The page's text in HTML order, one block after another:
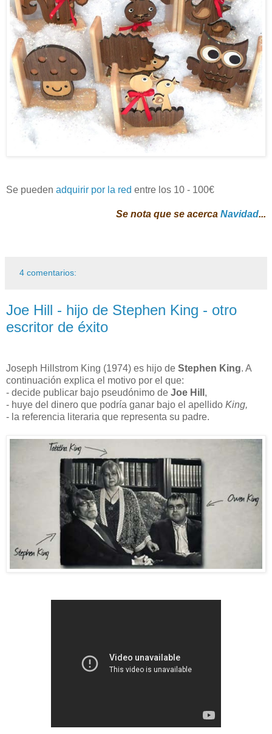
Se pueden adquirir por la red entre los 10 - 100€
Se nota que se acerca Navidad...
4 comentarios:
Joe Hill - hijo de Stephen King - otro
escritor de éxito
Joseph Hillstrom King (1974) es hijo de Stephen King. A
continuación explica el motivo por el que:
- decide publicar bajo pseudónimo de Joe Hill ,
- huye del dinero que podría ganar bajo el apellido King,
- la referencia literaria que representa su padre.